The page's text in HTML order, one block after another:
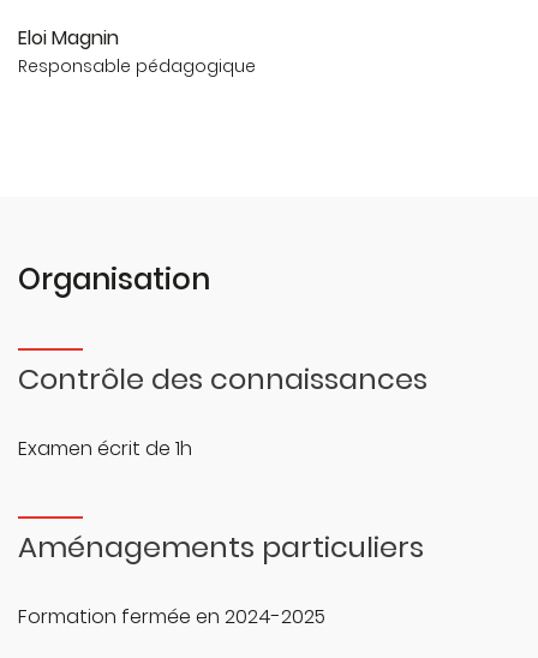
structures et réseaux de soins de prise en charge
de ces patients.
Eloi Magnin
Responsable pédagogique
Organisation
Contrôle des connaissances
Examen écrit de 1h
Aménagements particuliers
Formation fermée en 2024-2025